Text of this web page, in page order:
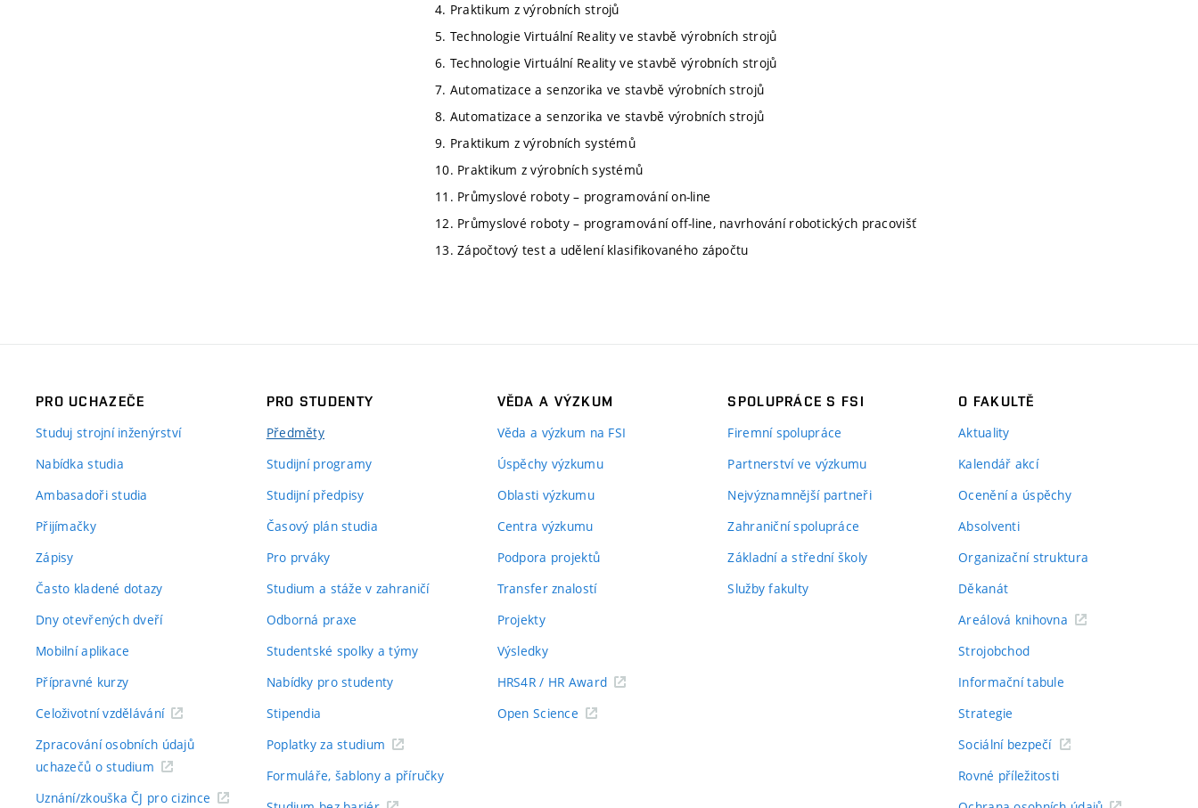
4. Praktikum z výrobních strojů
5. Technologie Virtuální Reality ve stavbě výrobních strojů
6. Technologie Virtuální Reality ve stavbě výrobních strojů
7. Automatizace a senzorika ve stavbě výrobních strojů
8. Automatizace a senzorika ve stavbě výrobních strojů
9. Praktikum z výrobních systémů
10. Praktikum z výrobních systémů
11. Průmyslové roboty – programování on-line
12. Průmyslové roboty – programování off-line, navrhování robotických pracovišť
13. Zápočtový test a udělení klasifikovaného zápočtu
PRO UCHAZEČE
Studuj strojní inženýrství
Nabídka studia
Ambasadoři studia
Přijímačky
Zápisy
Často kladené dotazy
Dny otevřených dveří
Mobilní aplikace
Přípravné kurzy
Celoživotní vzdělávání
Zpracování osobních údajů
uchazečů o studium
Uznání/zkouška ČJ pro cizince
PRO STUDENTY
Předměty
Studijní programy
Studijní předpisy
Časový plán studia
Pro prváky
Studium a stáže v zahraničí
Odborná praxe
Studentské spolky a týmy
Nabídky pro studenty
Stipendia
Poplatky za studium
Formuláře, šablony a příručky
VĚDA A VÝZKUM
Věda a výzkum na FSI
Úspěchy výzkumu
Oblasti výzkumu
Centra výzkumu
Podpora projektů
Transfer znalostí
Projekty
Výsledky
HRS4R / HR Award
Open Science
SPOLUPRÁCE S FSI
Firemní spolupráce
Partnerství ve výzkumu
Nejvýznamnější partneři
Zahraniční spolupráce
Základní a střední školy
Služby fakulty
O FAKULTĚ
Aktuality
Kalendář akcí
Ocenění a úspěchy
Absolventi
Organizační struktura
Děkanát
Areálová knihovna
Strojobchod
Informační tabule
Strategie
Sociální bezpečí
Rovné příležitosti